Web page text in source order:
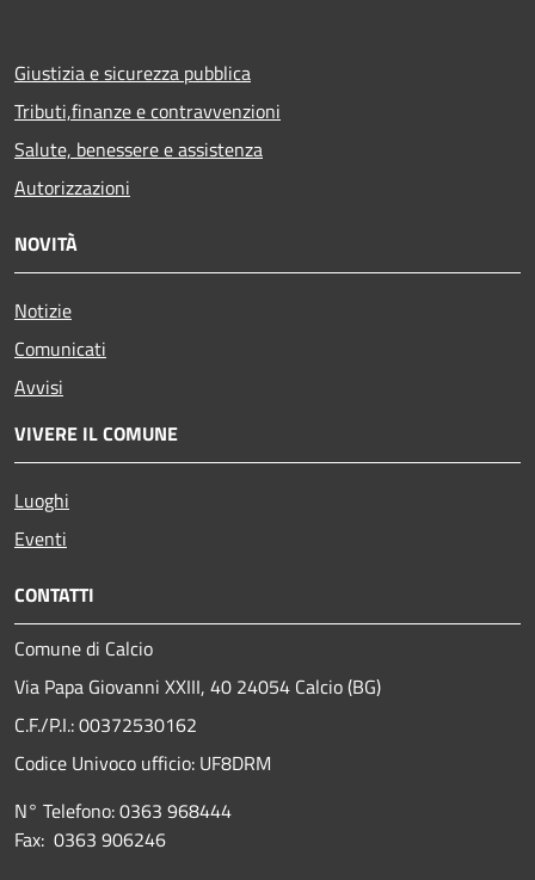
Giustizia e sicurezza pubblica
Tributi,finanze e contravvenzioni
Salute, benessere e assistenza
Autorizzazioni
NOVITÀ
Notizie
Comunicati
Avvisi
VIVERE IL COMUNE
Luoghi
Eventi
CONTATTI
Comune di Calcio
Via Papa Giovanni XXIII, 40 24054 Calcio (BG)
C.F./P.I.: 00372530162
Codice Univoco ufficio: UF8DRM
N° Telefono: 0363 968444
Fax: 0363 906246